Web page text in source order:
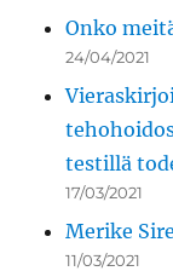
Onko
24/04/2021
testillä
17/03/2021
Merike
11/03/2021